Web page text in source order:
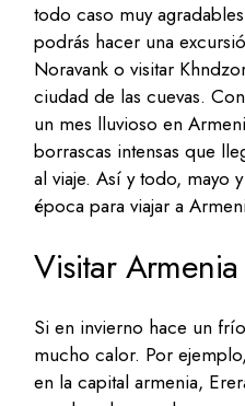
todo caso muy
podrás hacer una
Noravank o visitar
ciudad de las cuevas.
un mes lluvioso en
borrascas intensas que
al viaje. Así y todo, mayo
época para viajar a
Visitar
Si en invierno hace un
mucho calor. Por
en la capital armenia,